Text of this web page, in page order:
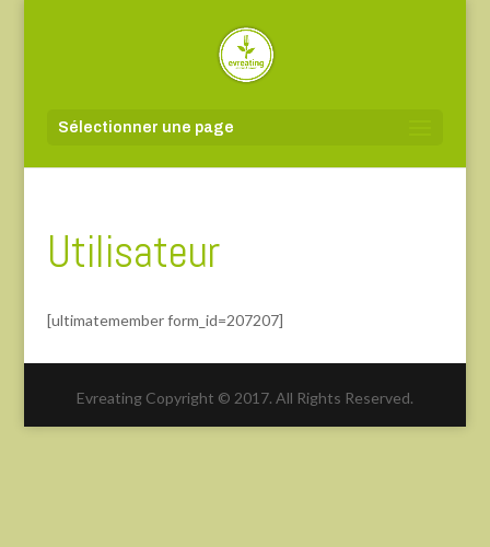
Sélectionner une page
Utilisateur
[ultimatemember form_id=207207]
Evreating Copyright © 2017. All Rights Reserved.